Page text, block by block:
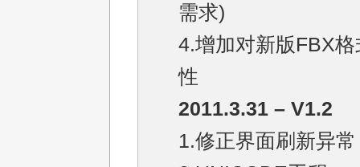
需求)
4.增加对新版FBX
性
2011.3.31 – V1.2
1.修正界面刷新异常